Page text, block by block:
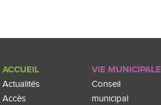
ACCUEIL
Actualités
Accès
VIE MUNICIPALE
Conseil
municipal